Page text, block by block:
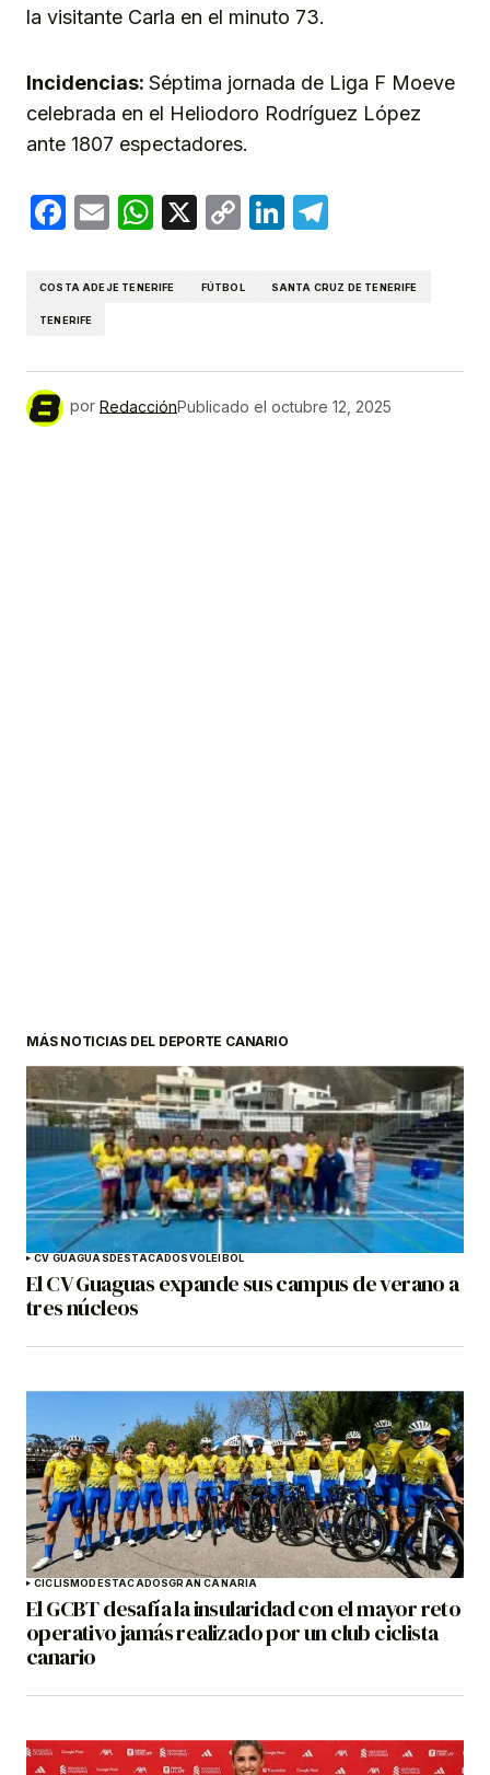
la visitante Carla en el minuto 73.
Incidencias: Séptima jornada de Liga F Moeve
celebrada en el Heliodoro Rodríguez López
ante 1807 espectadores.
Facebook
EmailWhatsApp
X
CopyLinkedIn
COSTA ADEJE TENERIFE FÚTBOL SANTA CRUZ DE TENERIFE
TENERIFE
por RedacciónPublicado el octubre 12, 2025
MÁS NOTICIAS DEL DEPORTE CANARIO
CV GUAGUASDESTACADOSVOLEIBOL
El CV Guaguas expande sus campus de verano a
tres núcleos
CICLISMODESTACADOSGRAN CANARIA
El GCBT desafía la insularidad con el mayor reto
operativo jamás realizado por un club ciclista
canario